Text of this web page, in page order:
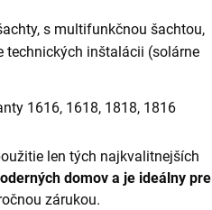
s multifunkčnou šachtou,
technických inštalácii (solárne
1616, 1618, 1818, 1816
len tých najkvalitnejších
domov a je ideálny pre
zárukou.